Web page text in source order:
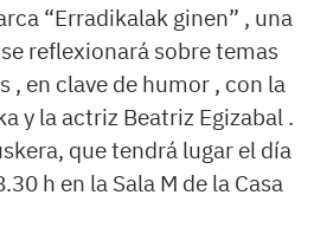
“Erradikalak ginen” , una
reflexionará sobre temas
, en clave de humor , con la
y la actriz Beatriz Egizabal .
que tendrá lugar el día
h en la Sala M de la Casa